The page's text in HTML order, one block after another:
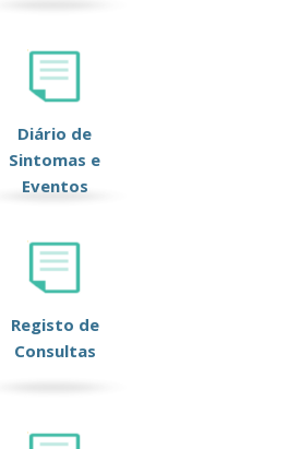
Diário de
Sintomas e
Eventos
Registo de
Consultas